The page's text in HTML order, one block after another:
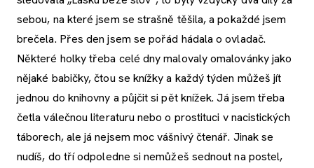
sebou, na které jsem se strašně těšila, a pokaždé jsem
brečela. Přes den jsem se pořád hádala o ovladač.
Některé holky třeba celé dny malovaly omalovánky jako
nějaké babičky, čtou se knížky a každý týden můžeš jít
jednou do knihovny a půjčit si pět knížek. Já jsem třeba
četla válečnou literaturu nebo o prostituci v nacistických
táborech, ale já nejsem moc vášnivý čtenář. Jinak se
nudíš, do tří odpoledne si nemůžeš sednout na postel,